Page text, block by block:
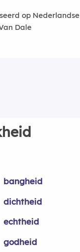
op Nederlandse
Dale
bangheid
dichtheid
echtheid
godheid